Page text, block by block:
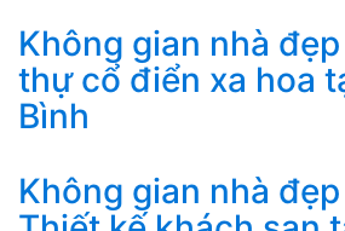
Không gian nhà
thự cổ điển xa hoa
Bình
Không gian nhà